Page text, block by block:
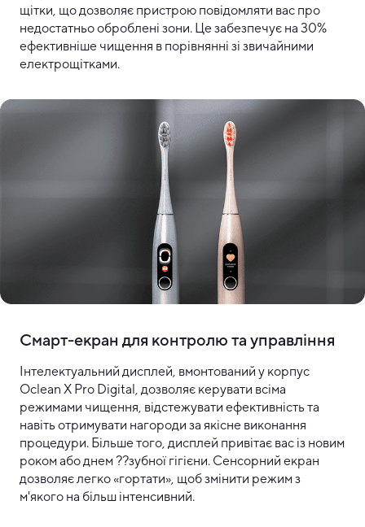
щітки, що дозволяє пристрою повідомляти вас про
недостатньо оброблені зони. Це забезпечує на 30%
ефективніше чищення в порівнянні зі звичайними
електрощітками.
Смарт-екран для контролю та управління
Інтелектуальний дисплей, вмонтований у корпус
Oclean X Pro Digital, дозволяє керувати всіма
режимами чищення, відстежувати ефективність та
навіть отримувати нагороди за якісне виконання
процедури. Більше того, дисплей привітає вас із новим
роком або днем ??зубної гігієни. Сенсорний екран
дозволяє легко «гортати», щоб змінити режим з
м'якого на більш інтенсивний.